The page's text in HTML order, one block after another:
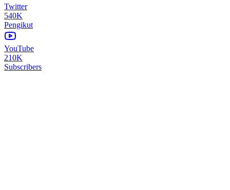
Twitter
540K
Pengikut
YouTube
210K
Subscribers